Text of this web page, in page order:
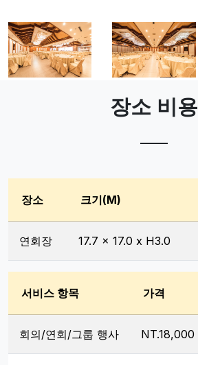
장소 비용
장소 크기(M)
연회장 17.7 x 17.0 x H3.0
서비스 항목 가격
회의/연회/그룹 행사 NT.18,000